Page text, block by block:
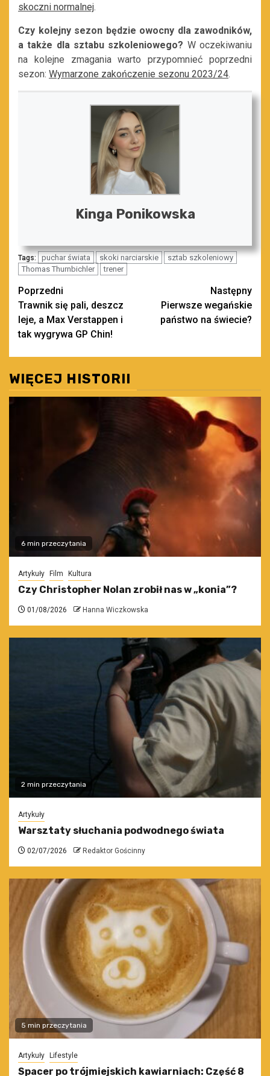
skoczni normalnej.
Czy kolejny sezon będzie owocny dla zawodników,
a także dla sztabu szkoleniowego? W oczekiwaniu
na kolejne zmagania warto przypomnieć poprzedni
sezon: Wymarzone zakończenie sezonu 2023/24.
Kinga Ponikowska
Tags: puchar świata skoki narciarskie
sztab szkoleniowy
Thomas Thurnbichler
trener
Zobacz
wpisy
Poprzedni
Trawnik się pali, deszcz
leje, a Max Verstappen i
tak wygrywa GP Chin!
Następny
Pierwsze wegańskie
państwo na świecie?
WIĘCEJ HISTORII
6 min przeczytania
Artykuły Film Kultura
Czy Christopher Nolan zrobił nas w „konia”?
01/08/2026 Hanna Wiczkowska
2 min przeczytania
Artykuły
Warsztaty słuchania podwodnego świata
02/07/2026 Redaktor Gościnny
5 min przeczytania
Artykuły Lifestyle
Spacer po trójmiejskich kawiarniach: Część 8